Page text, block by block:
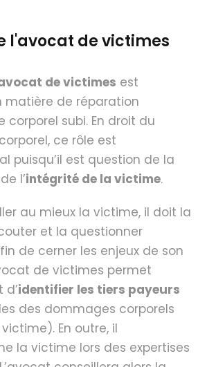
l'avocat de victimes
de victimes est
matière de réparation
corporel subi. En droit du
ce rôle est
puisqu’il est question de la
l’intégrité de la victime.
au mieux la victime, il doit la
et la questionner
de cerner les enjeux de son
de victimes permet
identifier les tiers payeurs
des dommages corporels
En outre, il
la victime lors des expertises